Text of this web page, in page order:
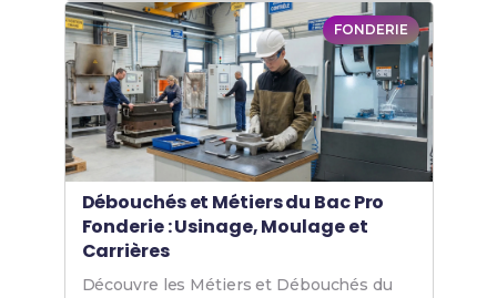
CPF, l'organismeFrance Travail, leplan de
licenciementou encore desaides régionales
spécifiques
.
FONDERIE
Débouchés et Métiers du Bac Pro
Fonderie : Usinage, Moulage et
Carrières
Découvre les Métiers et Débouchés du